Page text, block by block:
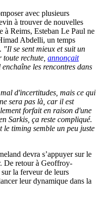
avec plusieurs
à trouver de nouvelles
à Reims, Esteban Le Paul ne
Abdelli, un temps
"Il se sent mieux et suit un
rechute, annonçait
enchaîne les rencontres dans
d'incertitudes, mais ce qui
sera pas là, car il est
forfait en raison d'une
Sarkis, ça reste compliqué.
le timing semble un peu juste
devra s’appuyer sur le
De retour à Geoffroy-
la ferveur de leurs
leur dynamique dans la